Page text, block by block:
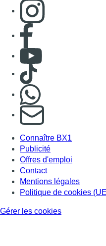
Connaître BX1
Publicité
Offres d'emploi
Contact
Mentions légales
Politique de cookies (UE)
Gérer les cookies